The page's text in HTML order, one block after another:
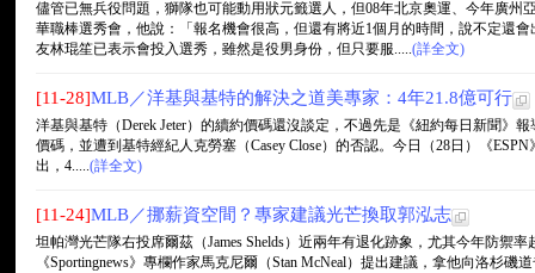
儘管已無兵役問題，獅隊也可能動用狀元籤選人，但08年北京奧運、今年廣州
華職棒選秀會，他說：「報名機會很高，但還有將近1個月的時間，說不定還
友林琨笙已表示會投入選秀，雖然是役男身份，但只要服.....(詳全文)
[11-28]MLB／洋基與基特的解決之道美專家：4年21.8億可行
洋基與基特（Derek Jeter）的續約價碼還沒談定，不過先是《紐約每日新聞》
價碼，並遭到基特經紀人克勞塞（Casey Close）的否認。今日（28日）《
出，4.....(詳全文)
[11-24]MLB／挪薪資空間？專家建議光芒換取郭泓志
坦帕灣光芒隊右投席爾茲（James Shelds）近兩年有退化跡象，尤其今年防禦
《Sportingnews》專欄作家馬克尼爾（Stan McNeal）提出建議，拿他向洛杉磯